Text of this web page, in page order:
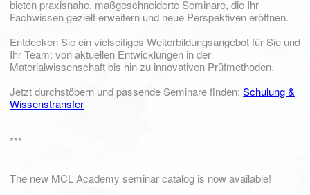
bieten praxisnahe, maßgeschneiderte Seminare, die Ihr
Fachwissen gezielt erweitern und neue Perspektiven eröffnen.
Entdecken Sie ein vielseitiges Weiterbildungsangebot für Sie und
Ihr Team: von aktuellen Entwicklungen in der
Materialwissenschaft bis hin zu innovativen Prüfmethoden.
Jetzt durchstöbern und passende Seminare finden: Schulung &
Wissenstransfer
***
The new MCL Academy seminar catalog is now available!